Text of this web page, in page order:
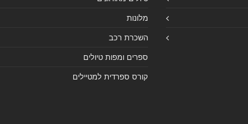
מלונות
השכרת רכב
ספרים ומפות טיולים
קורס ספרדית למטיילים